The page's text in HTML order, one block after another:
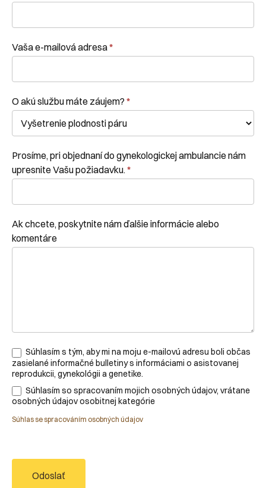
Vaša e-mailová adresa*
O akú službu máte záujem? *
Prosíme, pri objednaní do gynekologickej ambulancie nám
upresnite Vašu požiadavku.*
Ak chcete, poskytnite nám ďalšie informácie alebo
komentáre
Súhlasím s tým, aby mi na moju e-mailovú adresu boli občas
zasielané informačné bulletiny s informáciami o asistovanej
reprodukcii, gynekológii a genetike.
Súhlasím so spracovaním mojich osobných údajov, vrátane
osobných údajov osobitnej kategórie
Súhlas se spracováním osobných údajov
Odoslať